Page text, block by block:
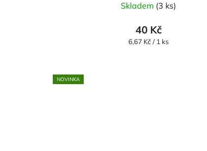
Skladem (3 ks)
40 Kč
Měrná
6,67 Kč / 1 ks
NOVINKA